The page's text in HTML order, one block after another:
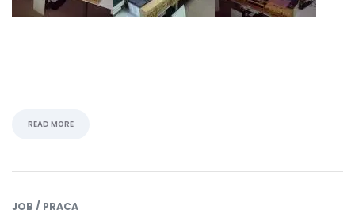
READ MORE
JOB / PRACA